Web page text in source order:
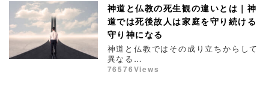
神道と仏教の死生観の違いとは｜神
道では死後故人は家庭を守り続ける
守り神になる
神道と仏教ではその成り立ちからして
異なる…
76576Views